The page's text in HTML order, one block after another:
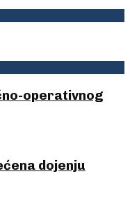
operativnog
dojenju